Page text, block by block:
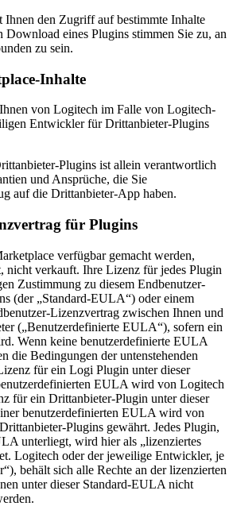
Ihnen den Zugriff auf bestimmte Inhalte
Download eines Plugins stimmen Sie zu, an
zu sein.
Inhalte
von Logitech im Falle von Logitech-
Entwickler für Drittanbieter-Plugins
Plugins ist allein verantwortlich
und Ansprüche, die Sie
auf die Drittanbieter-App haben.
für Plugins
verfügbar gemacht werden,
nicht verkauft. Ihre Lizenz für jedes Plugin
Zustimmung zu diesem Endbenutzer-
(der „Standard-EULA“) oder einem
Lizenzvertrag zwischen Ihnen und
(„Benutzerdefinierte EULA“), sofern ein
Wenn keine benutzerdefinierte EULA
die Bedingungen der untenstehenden
für ein Logi Plugin unter dieser
EULA wird von Logitech
für ein Drittanbieter-Plugin unter dieser
benutzerdefinierten EULA wird von
Plugins gewährt. Jedes Plugin,
unterliegt, wird hier als „lizenziertes
Logitech oder der jeweilige Entwickler, je
behält sich alle Rechte an der lizenzierten
unter dieser Standard-EULA nicht